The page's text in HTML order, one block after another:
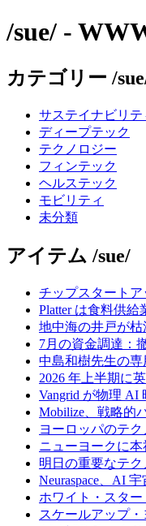
/sue/ -
カテゴリー /
サステイナビリテ
ディープテック
テクノロジー
フィンテック
ヘルステック
モビリティ
未分類
アイテム /sue/
チップスタート
Platter は食料供給
地中海の井戸が
7月の資金調達：
中島和樹先生の
2026 年上半期に
Vangrid が物理 AI
Mobilize、戦略的
ヨーロッパのテ
ニューヨークに
明日の重要なテ
Neuraspace、AI
ホワイト・スタ
スケールアップ